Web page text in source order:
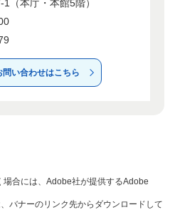
（本庁・本館5階）
問い合わせはこちら
場合には、Adobe社が提供するAdobe
バナーのリンク先からダウンロードして